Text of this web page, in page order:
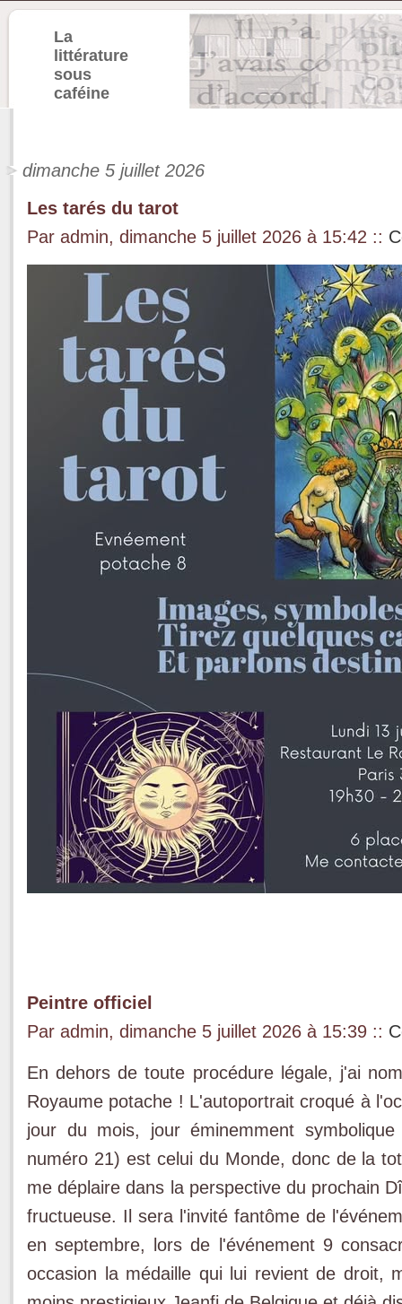
La
littérature
sous
caféine
dimanche 5 juillet 2026
Les tarés du tarot
Par admin, dimanche 5 juillet 2026 à 15:42 ::
Peintre officiel
Par admin, dimanche 5 juillet 2026 à 15:39 ::
En dehors de toute procédure légale, j'ai
Royaume potache ! L'autoportrait croqué à
jour du mois, jour éminemment
numéro 21) est celui du Monde, donc de la
me déplaire dans la perspective du prochain
fructueuse. Il sera l'invité fantôme de
en septembre, lors de l'événement 9
occasion la médaille qui lui revient de droit,